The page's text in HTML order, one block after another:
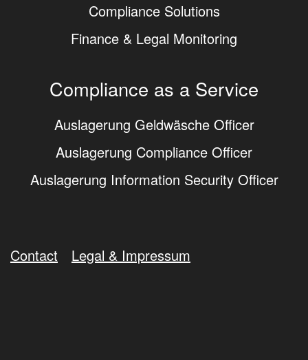
Compliance Solutions
Finance & Legal Monitoring
Compliance as a Service
Auslagerung Geldwäsche Officer
Auslagerung Compliance Officer
Auslagerung Information Security Officer
Contact Legal & Impressum